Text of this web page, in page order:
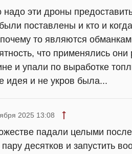
надо эти дроны
поставлены и кто и
то являются
что применялись
и упали по выработке
идея и не укров была...
2025 13:08
падали целыми
пару десятков и запустить